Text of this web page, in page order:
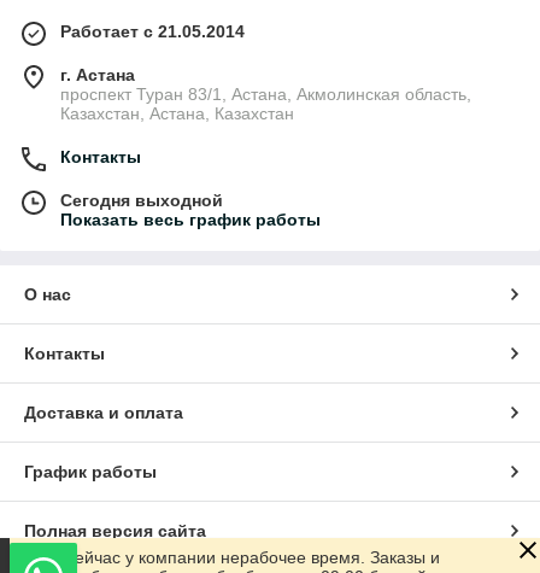
Работает с 21.05.2014
г. Астана
проспект Туран 83/1, Астана, Акмолинская область,
Казахстан, Астана, Казахстан
Контакты
Сегодня выходной
Показать весь график работы
О нас
Контакты
Доставка и оплата
График работы
Полная версия сайта
Сейчас у компании нерабочее время. Заказы и